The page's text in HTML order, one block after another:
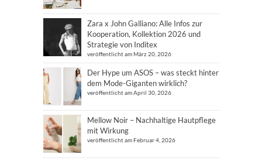
Zara x John Galliano: Alle Infos zur
Kooperation, Kollektion 2026 und
Strategie von Inditex
veröffentlicht am März 20, 2026
Der Hype um ASOS – was steckt hinter
dem Mode-Giganten wirklich?
veröffentlicht am April 30, 2026
Mellow Noir – Nachhaltige Hautpflege
mit Wirkung
veröffentlicht am Februar 4, 2026